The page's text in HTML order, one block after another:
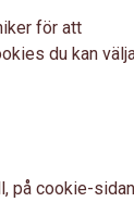
för att
du kan
på cookie-